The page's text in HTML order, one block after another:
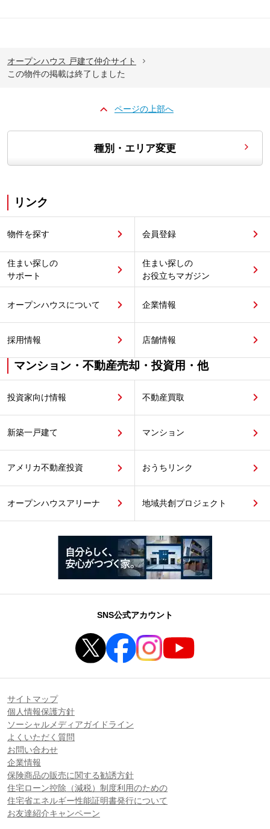
オープンハウス 戸建て仲介サイト
この物件の掲載は終了しました
ページの上部へ
種別・エリア変更
リンク
物件を探す 会員登録
住まい探しの
サポート
住まい探しの
お役立ちマガジン
オープンハウスについて 企業情報
採用情報 店舗情報
マンション・不動産売却・投資用・他
投資家向け情報 不動産買取
新築一戸建て マンション
アメリカ不動産投資 おうちリンク
オープンハウスアリーナ 地域共創プロジェクト
SNS公式アカウント
サイトマップ
個人情報保護方針
ソーシャルメディアガイドライン
よくいただく質問
お問い合わせ
企業情報
保険商品の販売に関する勧誘方針
住宅ローン控除（減税）制度利用のための
住宅省エネルギー性能証明書発行について
お友達紹介キャンペーン